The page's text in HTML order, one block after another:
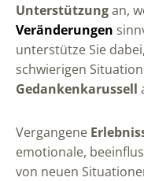
Unterstützungan,
Veränderungen
unterstütze Sie
schwierigen
Gedankenkarussell
Vergangene
emotionale,
von neuen